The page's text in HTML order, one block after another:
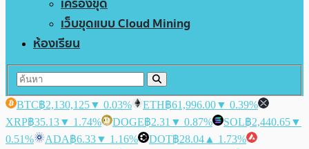
เว็บขุดแบบ Cloud Mining
ห้องเรียน
BTC฿2,130,125▼ 0.03% ETH฿61,996.00▼ 0.39%
XRP฿35.13▼ 1.74% DOGE฿2.31 ▼ 0.87% SOL฿2,440.65▼
0.51%
ADA฿6.33▼ 1.16% DOT฿28.04 ▲ 1.73%